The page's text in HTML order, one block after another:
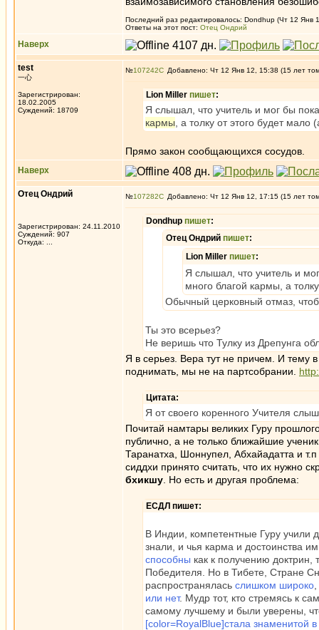
Последний раз редактировалось: Dondhup (Чт 12 Янв
Ответы на этот пост: Отец Ондрий
Наверх
test
一心
Зарегистрирован:
18.02.2005
Суждений: 18709
№107242 Добавлено: Чт 12 Янв 12, 15:38 (15 лет
Lion Miller пишет:
Я слышал, что учитель и мог бы
кармы , а толку от этого будет
Прямо закон сообщающихся сосудов.
Наверх
Отец Ондрий
Зарегистрирован: 24.11.2010
Суждений: 907
Откуда: ...
№107282 Добавлено: Чт 12 Янв 12, 17:15 (15 лет
Dondhup пишет:
Отец Ондрий пишет:
Lion Miller пишет:
Я слышал, что учитель и
много благой кармы, а
Обычный церковный отмаз,
Ты это всерьез?
Не веришь что Тулку из Дрепунга
Я в серьез. Вера тут не причем. И тему
поднимать, мы не на партсобрании.
Цитата:
Я от своего коренного Учителя
Почитай намтары великих Гуру
публично, а не только ближайшие
Таранатха, Шоннупел, Абхайадатта и
сиддхи принято считать, что их нужно
бхикшу . Но есть и другая проблема:
ЕСДЛ пишет:
В Индии, компетентные Гуру учили
знали, и чья карма и достоинства
способны как к получению доктрин,
Победителя. Но в Тибете, Стране
распространялась слишком широко
или нет. Мудр тот, кто стремясь к
самому лучшему и были уверены,
[color=RoyalBlue]стала знаменитой